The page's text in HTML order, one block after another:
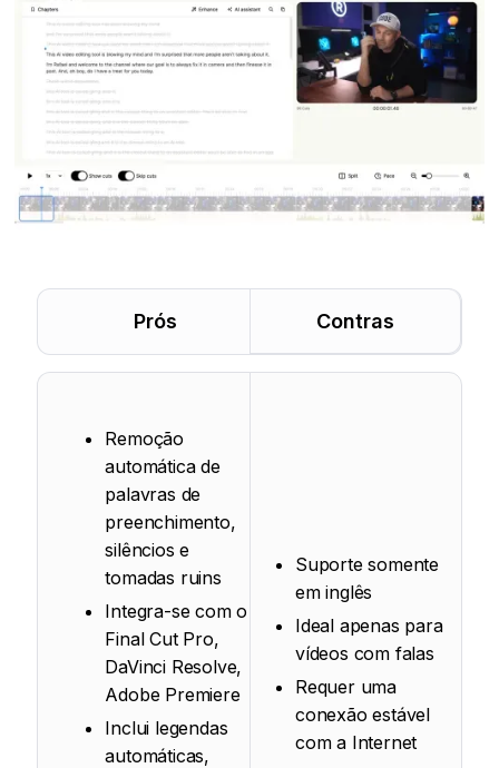
Prós Contras
Remoção
automática de
palavras de
preenchimento,
silêncios e
tomadas ruins
Integra-se com o
Final Cut Pro,
DaVinci Resolve,
Adobe Premiere
Inclui legendas
automáticas,
Suporte somente
em inglês
Ideal apenas para
vídeos com falas
Requer uma
conexão estável
com a Internet